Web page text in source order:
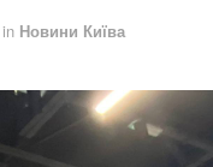
in Новини Київа